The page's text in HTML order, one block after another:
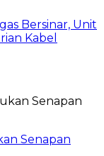
Bersinar, Unit
Kabel
Senapan